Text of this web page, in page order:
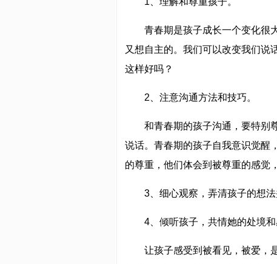
青春期是孩子成长一个变化很
又想自主的。我们可以改变我们说
这样好吗？
2、注意沟通方法和技巧。
和青春期的孩子沟通，要特别
说话。青春期的孩子自我意识觉醒
的尊重，他们体会到被尊重的感觉
3、细心观察，弄清孩子的想
4、倾听孩子，共情她的处境和
让孩子感受到被看见，被爱，